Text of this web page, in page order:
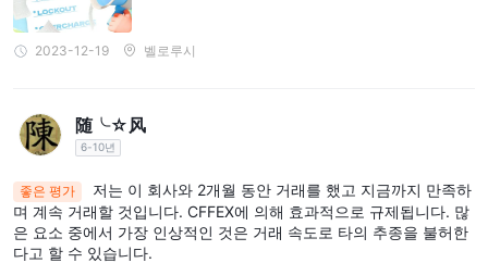
2023-12-19 벨로루시
随╰☆风
6-10년
좋은 평가
저는 이 회사와 2개월 동안 거래를 했고 지금까지 만족하
며 계속 거래할 것입니다. CFFEX에 의해 효과적으로 규제됩니다. 많
은 요소 중에서 가장 인상적인 것은 거래 속도로 타의 추종을 불허한
다고 할 수 있습니다.